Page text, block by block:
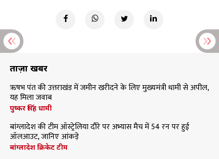
ताज़ा खबरें
ऋषभ पंत की उत्तराखंड में जमीन खरीदने के लिए मुख्यमंत्री धामी से अपील,
यह मिला जवाब
पुष्कर सिंह धामी
बांग्लादेश की टीम ऑस्ट्रेलिया दौरे पर अभ्यास मैच में 54 रन पर हुई
ऑलआउट, जानिए आंकड़े
बांग्लादेश क्रिकेट टीम